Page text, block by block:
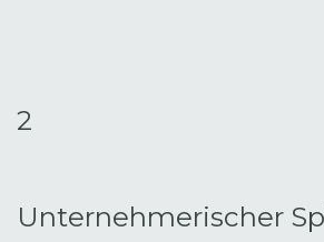
2
Unternehmerischer